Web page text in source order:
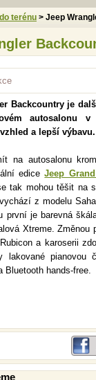
Backcountry je
autosalonu
a lepší výbavu.
na autosalonu
ediceJeep
tak mohou těšit na
z modelu
první je barevná
Xtreme.
a karoserii
lakované pianovou
Bluetooth hands-free.
terénu > Jeep